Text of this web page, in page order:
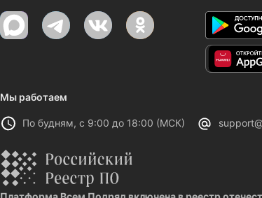
Мы работаем
По будням, с 9:00 до 18:00 (МСК)